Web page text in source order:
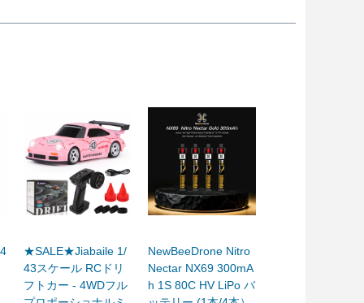
★SALE★Jiabaile 1/
43スケール RCドリ
フトカー - 4WDフル
NewBeeDrone Nitro
Nectar NX69 300mA
h 1S 80C HV LiPo バ